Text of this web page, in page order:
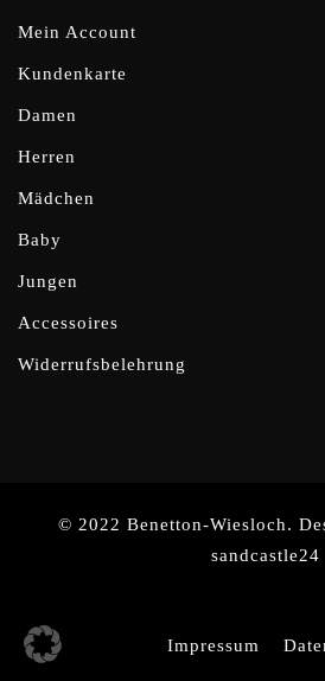
Mein Account
Kundenkarte
Damen
Herren
Mädchen
Baby
Jungen
Accessoires
Widerrufsbelehrung
© 2022 Benetton-Wiesloch.
sandcastle24
Impressum